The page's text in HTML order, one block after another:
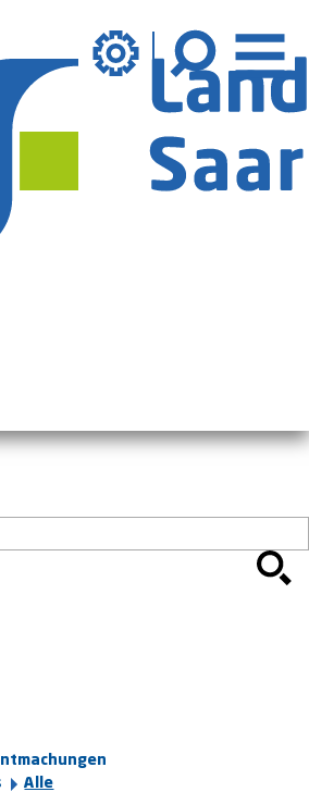
Alle